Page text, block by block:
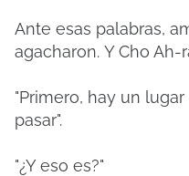
Ante esas palabras,
agacharon. Y Cho Ah-
"Primero, hay un
pasar".
"¿Y eso es?"